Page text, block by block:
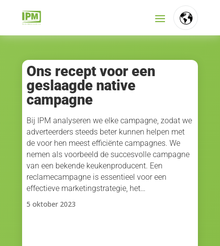
Ons recept voor een
geslaagde native
campagne
Bij IPM analyseren we elke campagne, zodat we
adverteerders steeds beter kunnen helpen met
de voor hen meest efficiënte campagnes. We
nemen als voorbeeld de succesvolle campagne
van een bekende keukenproducent. Een
reclamecampagne is essentieel voor een
effectieve marketingstrategie, het…
5 oktober 2023